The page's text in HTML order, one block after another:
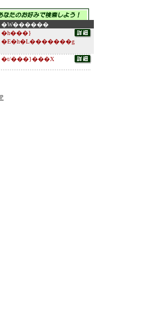
�W������
�h���}
�E�h�L�������g
�t/���}���X